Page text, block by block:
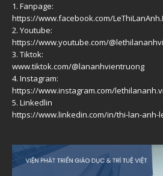
1. Fanpage:
https://www.facebook.com/
2. Youtube:
https://www.youtube.com/
3. Tiktok:
www.tiktok.com/@lananhvientruong
4. Instagram:
https://www.instagram.com/
5. Linkedlin
https://www.linkedin.com/in/thi-lan-anh-